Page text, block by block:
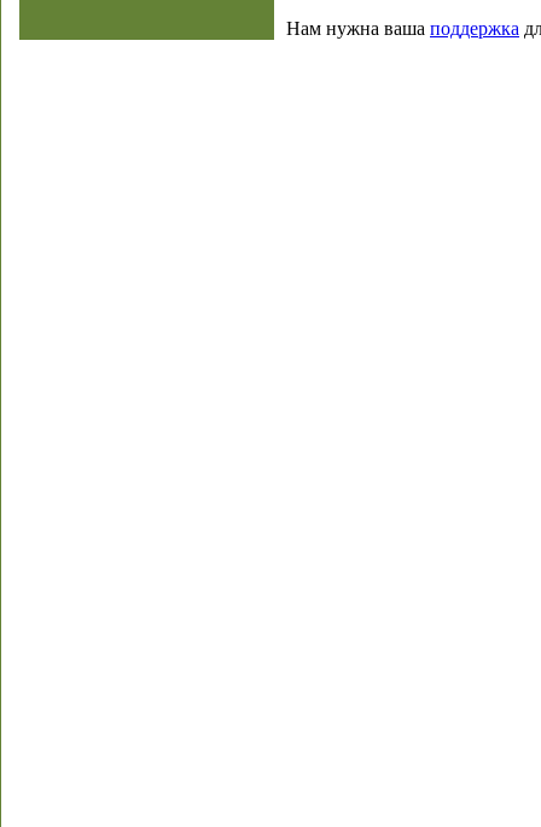
Нам нужна ваша поддержка